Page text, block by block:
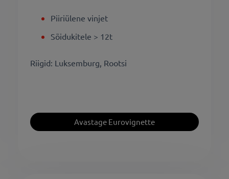
Piiriülene vinjet
Sõidukitele > 12t
Riigid: Luksemburg, Rootsi
Avastage Eurovignette